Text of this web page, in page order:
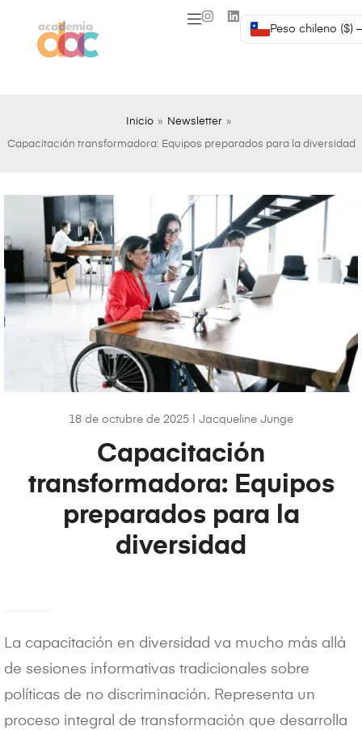
Peso chileno ($)
Inicio » Newsletter »
Capacitación transformadora: Equipos preparados para la diversidad
18 de octubre de 2025 Jacqueline Junge
Capacitación
transformadora: Equipos
preparados para la
diversidad
La capacitación en diversidad va mucho más allá
de sesiones informativas tradicionales sobre
políticas de no discriminación. Representa un
proceso integral de transformación que desarrolla